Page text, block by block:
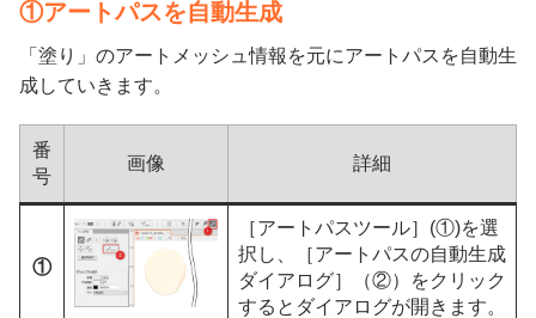
①アートパスを自動生成
「塗り」のアートメッシュ情報を元にアートパスを自動生
成していきます。
番
号
画像 詳細
①
［アートパスツール］(①)を選
択し、［アートパスの自動生成
ダイアログ］（②）をクリック
するとダイアログが開きます。